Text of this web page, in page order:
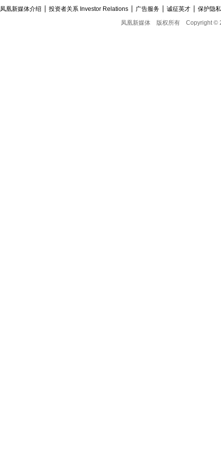
凤凰新媒体介绍 投资者关系 Investor Relations 广告服务 诚征英才
保护隐
凤凰新媒体
版权所有 Copyright ©